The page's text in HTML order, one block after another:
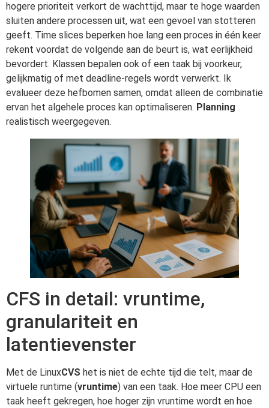
hogere prioriteit verkort de wachttijd, maar te hoge waarden
sluiten andere processen uit, wat een gevoel van stotteren
geeft. Time slices beperken hoe lang een proces in één keer
rekent voordat de volgende aan de beurt is, wat eerlijkheid
bevordert. Klassen bepalen ook of een taak bij voorkeur,
gelijkmatig of met deadline-regels wordt verwerkt. Ik
evalueer deze hefbomen samen, omdat alleen de combinatie
ervan het algehele proces kan optimaliseren. Planning
realistisch weergegeven.
CFS in detail: vruntime,
granulariteit en
latentievenster
Met de LinuxCVS het is niet de echte tijd die telt, maar de
virtuele runtime (vruntime) van een taak. Hoe meer CPU een
taak heeft gekregen, hoe hoger zijn vruntime wordt en hoe